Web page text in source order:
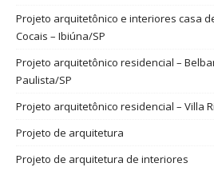
Projeto arquitetônico e interiores casa
Cocais – Ibiúna/SP
Projeto arquitetônico residencial –
Paulista/SP
Projeto arquitetônico residencial – Villa
Projeto de arquitetura
Projeto de arquitetura de interiores